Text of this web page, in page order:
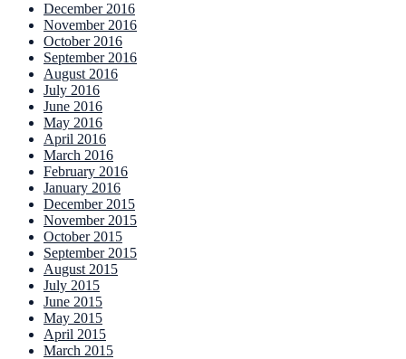
December 2016
November 2016
October 2016
September 2016
August 2016
July 2016
June 2016
May 2016
April 2016
March 2016
February 2016
January 2016
December 2015
November 2015
October 2015
September 2015
August 2015
July 2015
June 2015
May 2015
April 2015
March 2015